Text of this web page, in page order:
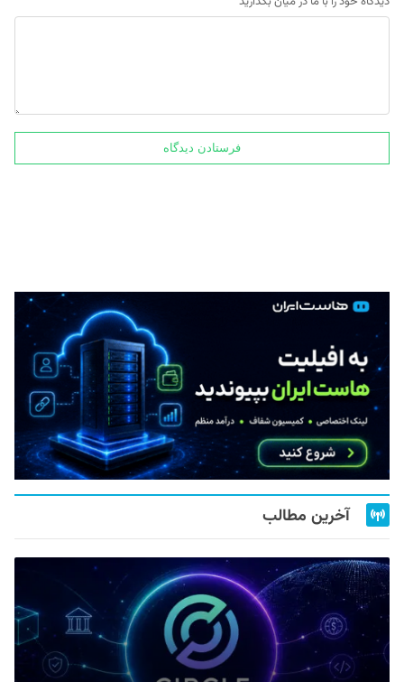
آخرین مطالب